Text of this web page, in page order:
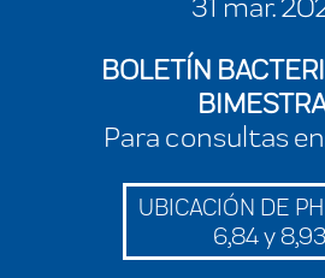
BOLETÍN
Para consultas
UBICACIÓN DE
6,84 y 8,93